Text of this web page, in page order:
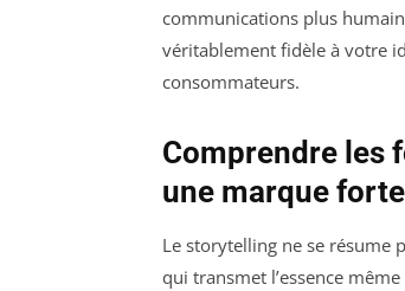
communications plus
véritablement fidèle à votre
consommateurs.
Comprendre les
une marque forte
Le storytelling ne se résume
qui transmet l’essence